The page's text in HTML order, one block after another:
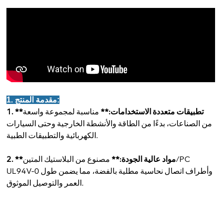
1. مقدمة المنتج:
1. **تطبيقات متعددة الاستخدامات:**مناسبة لمجموعة واسعة
من الصناعات، بدءًا من الطاقة والأنشطة الخارجية وحتى السيارات
الكهربائية والتطبيقات الطبية.
2. **مواد عالية الجودة:**مصنوع من البلاستيك المتين/PC
UL94V-0 وأطراف اتصال نحاسية مطلية بالفضة، مما يضمن طول
العمر والتوصيل الموثوق.